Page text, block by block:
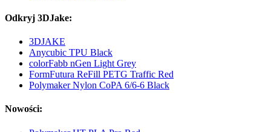
Odkryj 3DJake:
3DJAKE
Anycubic TPU Black
colorFabb nGen Light Grey
FormFutura ReFill PETG Traffic Red
Polymaker Nylon CoPA 6/6-6 Black
Nowości: